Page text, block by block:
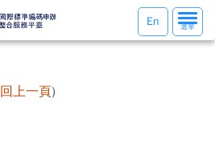
選
單
選單
En
回上一頁)